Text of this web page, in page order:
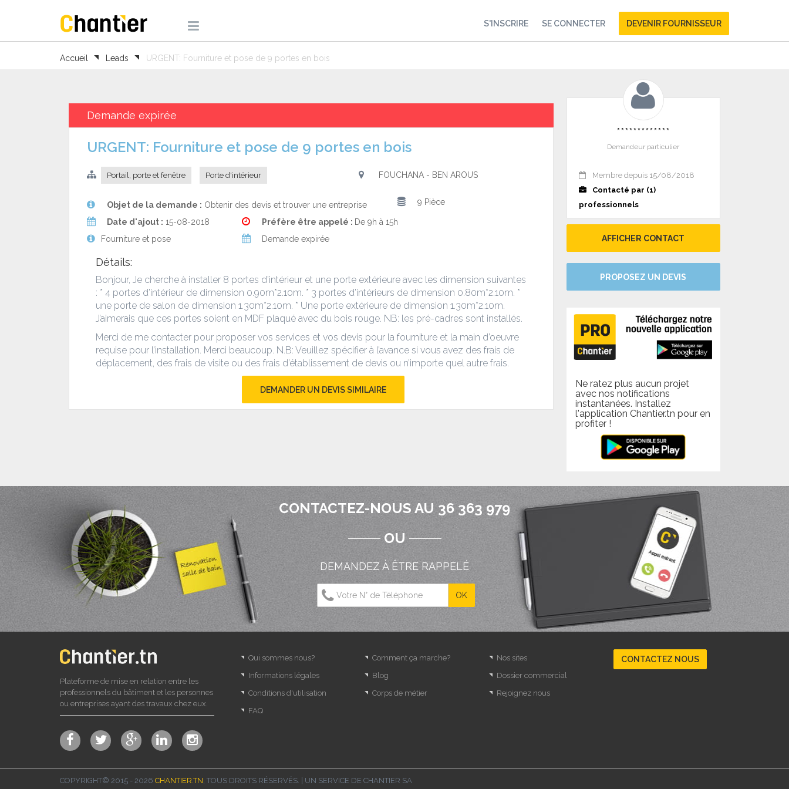
S'INSCRIRE SE CONNECTER DEVENIR FOURNISSEUR
Accueil Leads URGENT: Fourniture et pose de 9 portes en bois
Demande expirée
URGENT: Fourniture et pose de 9 portes en bois
Portail, porte et fenêtre Porte d'intérieur FOUCHANA - BEN AROUS
Objet de la demande : Obtenir des devis et trouver une entreprise 9 Pièce
Date d'ajout : 15-08-2018 Préfère être appelé : De 9h à 15h
Fourniture et pose
Demande expirée
Détails:
Bonjour, Je cherche à installer 8 portes d’intérieur et une porte extérieure avec les dimension suivantes
: * 4 portes d’intérieur de dimension 0.90m*2.10m. * 3 portes d’intérieurs de dimension 0.80m*2.10m. *
une porte de salon de dimension 1.30m*2.10m. * Une porte extérieure de dimension 1.30m*2.10m.
J’aimerais que ces portes soient en MDF plaqué avec du bois rouge. NB: les pré-cadres sont installés.
Merci de me contacter pour proposer vos services et vos devis pour la fourniture et la main d’oeuvre
requise pour l’installation. Merci beaucoup. N.B: Veuillez spécifier à l’avance si vous avez des frais de
déplacement, des frais de visite ou des frais d’établissement de devis ou n’importe quel autre frais.
DEMANDER UN DEVIS SIMILAIRE
*************
Demandeur particulier
Membre depuis 15/08/2018
Contacté par (1)
professionnels
AFFICHER CONTACT
PROPOSEZ UN DEVIS
Ne ratez plus aucun projet
avec nos notifications
instantanées. Installez
l'application Chantier.tn pour en
profiter !
CONTACTEZ-NOUS AU 36 363 979
OU
DEMANDEZ À ÊTRE RAPPELÉ
Plateforme de mise en relation entre les
professionnels du bâtiment et les personnes
ou entreprises ayant des travaux chez eux.
Qui sommes nous?
Informations légales
Conditions d'utilisation
FAQ
Comment ça marche?
Blog
Corps de métier
Nos sites
Dossier commercial
Rejoignez nous
CONTACTEZ NOUS
COPYRIGHT© 2015 - 2026 CHANTIER.TN, TOUS DROITS RÉSERVÉS. | UN SERVICE DE CHANTIER SA